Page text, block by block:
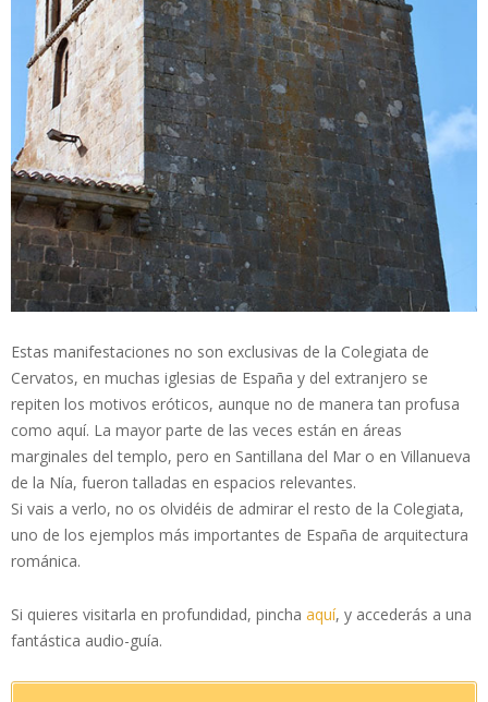
Estas manifestaciones no son exclusivas de la Colegiata de
Cervatos, en muchas iglesias de España y del extranjero se
repiten los motivos eróticos, aunque no de manera tan profusa
como aquí. La mayor parte de las veces están en áreas
marginales del templo, pero en Santillana del Mar o en Villanueva
de la Nía, fueron talladas en espacios relevantes.
Si vais a verlo, no os olvidéis de admirar el resto de la Colegiata,
uno de los ejemplos más importantes de España de arquitectura
románica.
Si quieres visitarla en profundidad, pincha aquí, y accederás a una
fantástica audio-guía.